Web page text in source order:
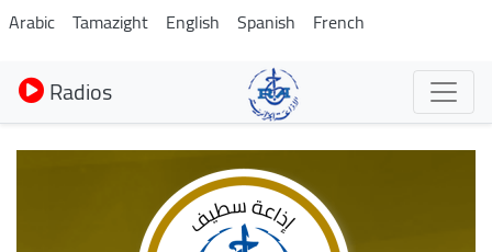
Aller
au
contenu
principal
Arabic Tamazight English Spanish French
Radios